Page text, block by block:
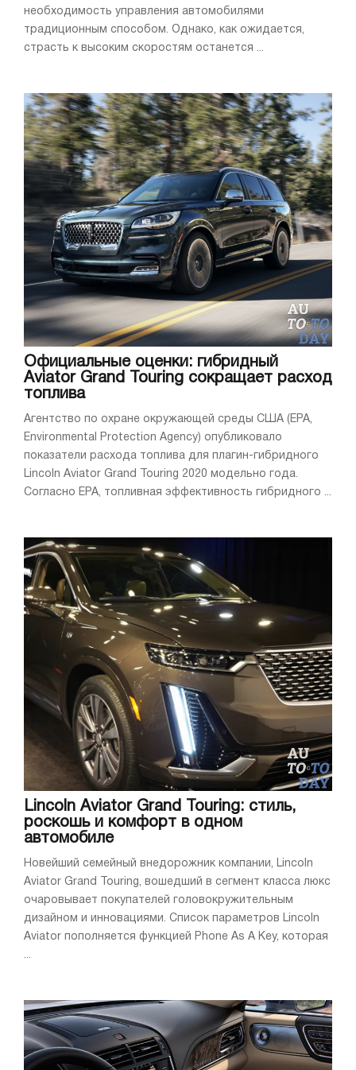
необходимость управления автомобилями
традиционным способом. Однако, как ожидается,
страсть к высоким скоростям останется ...
Официальные оценки: гибридный
Aviator Grand Touring сокращает расход
топлива
Агентство по охране окружающей среды США (EPA,
Environmental Protection Agency) опубликовало
показатели расхода топлива для плагин-гибридного
Lincoln Aviator Grand Touring 2020 модельно года.
Согласно EPA, топливная эффективность гибридного ...
Lincoln Aviator Grand Touring: стиль,
роскошь и комфорт в одном
автомобиле
Новейший семейный внедорожник компании, Lincoln
Aviator Grand Touring, вошедший в сегмент класса люкс
очаровывает покупателей головокружительным
дизайном и инновациями. Список параметров Lincoln
Aviator пополняется функцией Phone As A Key, которая